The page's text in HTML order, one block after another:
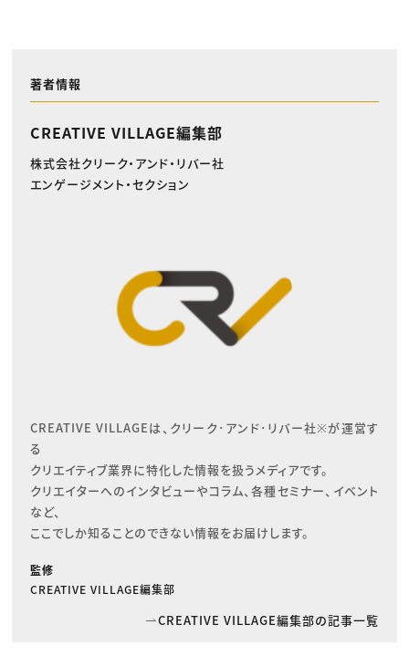
著者情報
CREATIVE VILLAGE編集部
株式会社クリーク・アンド・リバー社
エンゲージメント・セクション
CREATIVE VILLAGEは、クリーク･アンド･リバー社※が運営す
る
クリエイティブ業界に特化した情報を扱うメディアです。
クリエイターへのインタビューやコラム、各種セミナー、イベント
など、
ここでしか知ることのできない情報をお届けします。
監修
CREATIVE VILLAGE編集部
CREATIVE VILLAGE編集部の記事一覧